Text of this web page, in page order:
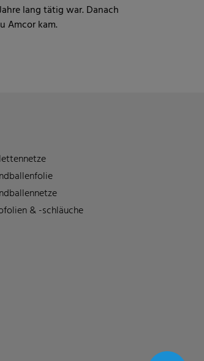
lang tätig war. Danach
Amcor kam.
& -schläuche